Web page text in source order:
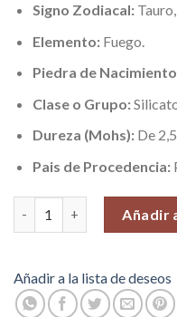
Signo Zodiacal:
Elemento:Fuego.
Piedra de
Clase o Grupo:
Dureza (Mohs):De
Pais de Procedencia:
Añadir
Añadir a la lista de deseos